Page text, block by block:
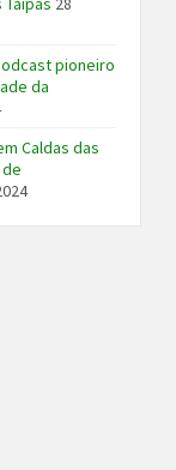
pioneiro
da
Caldas das